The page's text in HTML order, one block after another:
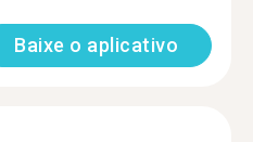
Baixe o aplicativo